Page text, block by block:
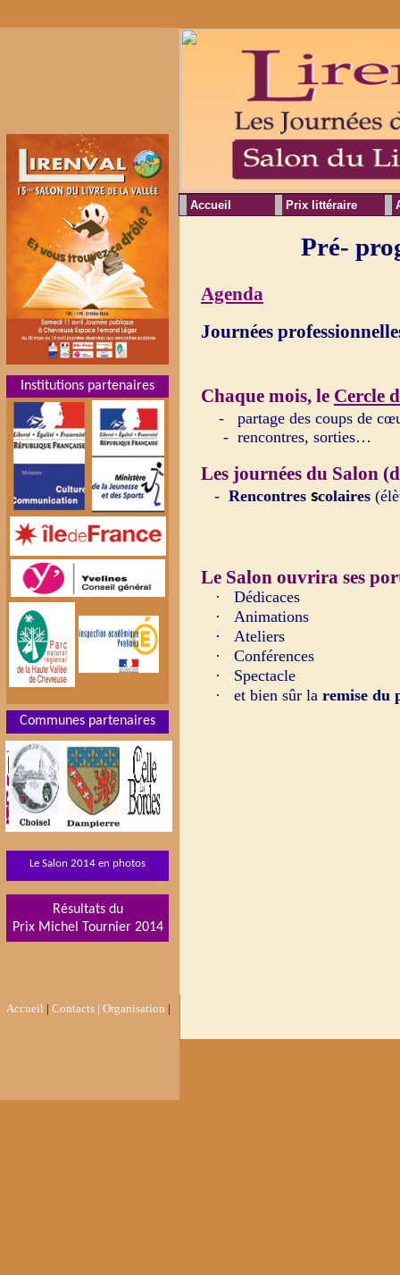
Pré-
Agenda
Journées
Chaque mois, le Cercle
- partage des coups de
- rencontres, sorties…
Les journées du Salon
- Rencontres scolaires
Le Salon ouvrira ses
·
Dédicaces
·
Animations
·
Ateliers
·
Conférences
·
Spectacle
·
et bien sûr la remise du
Accueil Prix littéraire
Accueil | Contacts | Organisation |
Institutions partenaires
Communes partenaires
Résultats du
Prix Michel Tournier 2014
Le Salon 2014 en photos